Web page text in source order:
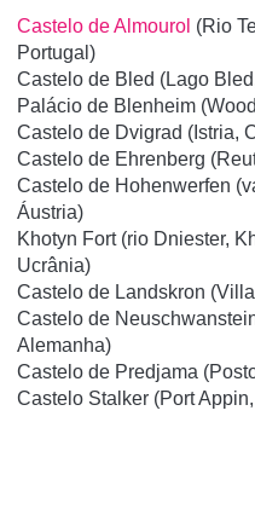
Castelo de Almourol (Rio
Portugal)
Castelo de Bled (Lago
Palácio de Blenheim
Castelo de Dvigrad (Istria,
Castelo de Ehrenberg
Castelo de Hohenwerfen
Áustria)
Khotyn Fort (rio Dniester,
Ucrânia)
Castelo de Landskron
Castelo de
Alemanha)
Castelo de Predjama
Castelo Stalker (Port